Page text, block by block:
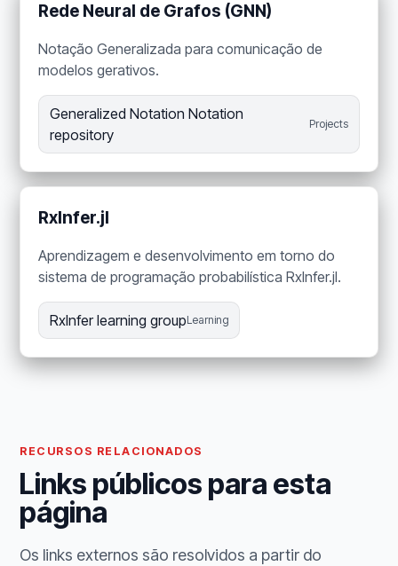
Rede Neural de Grafos (GNN)
Notação Generalizada para comunicação de
modelos gerativos.
Generalized Notation Notation
repository
Projects
RxInfer.jl
Aprendizagem e desenvolvimento em torno do
sistema de programação probabilística RxInfer.jl.
RxInfer learning groupLearning
RECURSOS RELACIONADOS
Links públicos para esta
página
Os links externos são resolvidos a partir do